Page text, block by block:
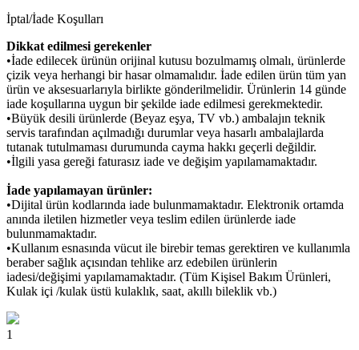
İptal/İade Koşulları
Dikkat edilmesi gerekenler
•İade edilecek ürünün orijinal kutusu bozulmamış olmalı, ürünlerde
çizik veya herhangi bir hasar olmamalıdır. İade edilen ürün tüm yan
ürün ve aksesuarlarıyla birlikte gönderilmelidir. Ürünlerin 14 günde
iade koşullarına uygun bir şekilde iade edilmesi gerekmektedir.
•Büyük desili ürünlerde (Beyaz eşya, TV vb.) ambalajın teknik
servis tarafından açılmadığı durumlar veya hasarlı ambalajlarda
tutanak tutulmaması durumunda cayma hakkı geçerli değildir.
•İlgili yasa gereği faturasız iade ve değişim yapılamamaktadır.
İade yapılamayan ürünler:
•Dijital ürün kodlarında iade bulunmamaktadır. Elektronik ortamda
anında iletilen hizmetler veya teslim edilen ürünlerde iade
bulunmamaktadır.
•Kullanım esnasında vücut ile birebir temas gerektiren ve kullanımla
beraber sağlık açısından tehlike arz edebilen ürünlerin
iadesi/değişimi yapılamamaktadır. (Tüm Kişisel Bakım Ürünleri,
Kulak içi /kulak üstü kulaklık, saat, akıllı bileklik vb.)
1